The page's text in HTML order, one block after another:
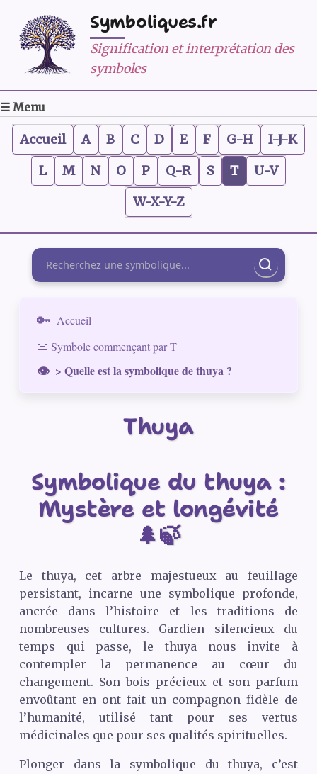
Symboliques.fr
Signification et interprétation des
symboles
☰ Menu
Accueil A B C D E F G-H
I-J-K
L
M N O P Q-R S T
U-V
W-X-Y-Z
Rechercher
Accueil
📜 Symbole commençant par T
> Quelle est la symbolique de thuya ?
Thuya
Symbolique du thuya :
Mystère et longévité
🌲🍃
Le thuya, cet arbre majestueux au feuillage
persistant, incarne une symbolique profonde,
ancrée dans l’histoire et les traditions de
nombreuses cultures. Gardien silencieux du
temps qui passe, le thuya nous invite à
contempler la permanence au cœur du
changement. Son bois précieux et son parfum
envoûtant en ont fait un compagnon fidèle de
l’humanité, utilisé tant pour ses vertus
médicinales que pour ses qualités spirituelles.
Plonger dans la symbolique du thuya, c’est